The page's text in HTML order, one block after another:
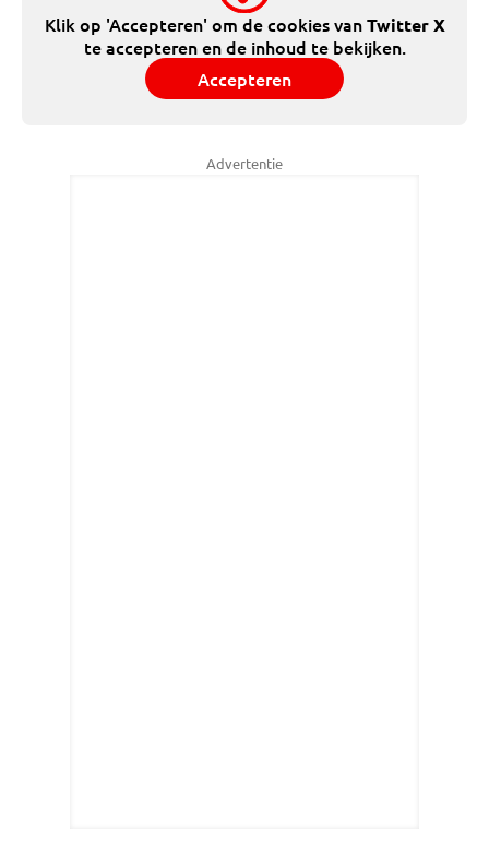
Klik op 'Accepteren' om de cookies vanTwitter X
te accepteren en de inhoud te bekijken.
Accepteren
Advertentie